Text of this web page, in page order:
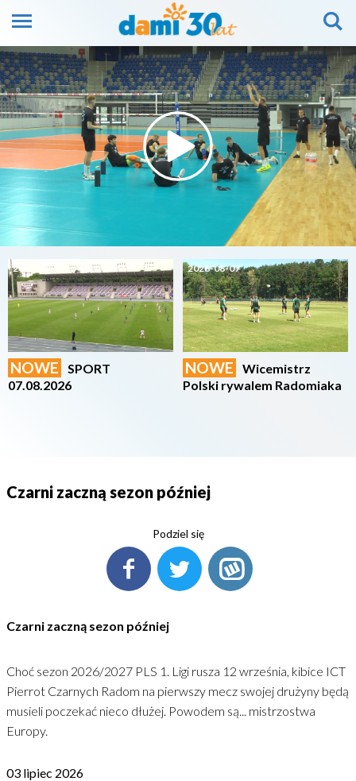
2026-08-07
NOWE
SPORT
07.08.2026
2026-08-07
NOWE
Wicemistrz
Polski rywalem Radomiaka
Czarni zaczną sezon później
Podziel się
Czarni zaczną sezon później
Choć sezon 2026/2027 PLS 1. Ligi rusza 12 września, kibice ICT
Pierrot Czarnych Radom na pierwszy mecz swojej drużyny będą
musieli poczekać nieco dłużej. Powodem są... mistrzostwa
Europy.
03 lipiec 2026